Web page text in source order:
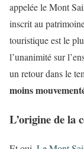
appelée le Mont
inscrit au
touristique est le
l’unanimité sur
un retour dans le
moins
L’origine de la